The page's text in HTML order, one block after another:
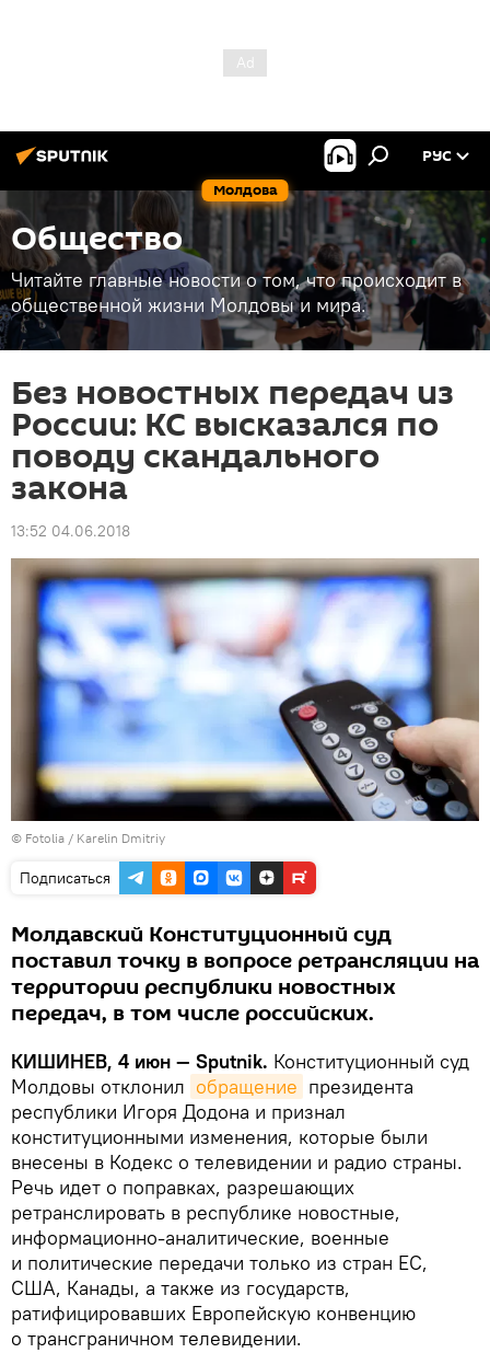
Молдова
РУС
Общество
Читайте главные новости о том, что происходит в
общественной жизни Молдовы и мира.
Без новостных передач из
России: КС высказался по
поводу скандального
закона
13:52 04.06.2018
© Fotolia / Karelin Dmitriy
Подписаться
Молдавский Конституционный суд
поставил точку в вопросе ретрансляции на
территории республики новостных
передач, в том числе российских.
КИШИНЕВ, 4 июн — Sputnik. Конституционный суд
Молдовы отклонил обращение президента
республики Игоря Додона и признал
конституционными изменения, которые были
внесены в Кодекс о телевидении и радио страны.
Речь идет о поправках, разрешающих
ретранслировать в республике новостные,
информационно-аналитические, военные
и политические передачи только из стран ЕС,
США, Канады, а также из государств,
ратифицировавших Европейскую конвенцию
о трансграничном телевидении.